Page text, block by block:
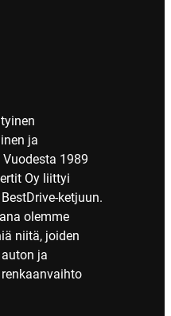
ja
1989
Oy liittyi
ketjuun.
olemme
niitä, joiden
ja